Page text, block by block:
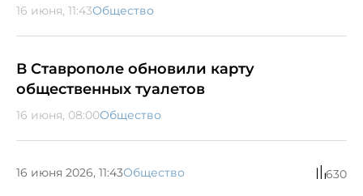
16 июня, 11:43Общество
В Ставрополе обновили карту
общественных туалетов
16 июня, 08:00Общество
16 июня 2026, 11:43Общество 630